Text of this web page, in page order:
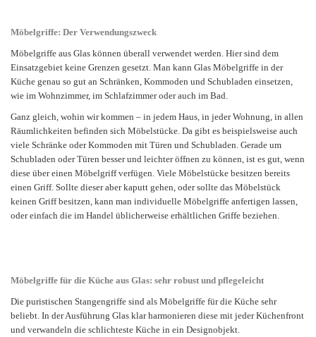
Möbelgriffe: Der Verwendungszweck
Möbelgriffe aus Glas können überall verwendet werden. Hier sind dem
Einsatzgebiet keine Grenzen gesetzt. Man kann Glas Möbelgriffe in der
Küche genau so gut an Schränken, Kommoden und Schubladen einsetzen,
wie im Wohnzimmer, im Schlafzimmer oder auch im Bad.
Ganz gleich, wohin wir kommen – in jedem Haus, in jeder Wohnung, in allen
Räumlichkeiten befinden sich Möbelstücke. Da gibt es beispielsweise auch
viele Schränke oder Kommoden mit Türen und Schubladen. Gerade um
Schubladen oder Türen besser und leichter öffnen zu können, ist es gut, wenn
diese über einen Möbelgriff verfügen. Viele Möbelstücke besitzen bereits
einen Griff. Sollte dieser aber kaputt gehen, oder sollte das Möbelstück
keinen Griff besitzen, kann man individuelle Möbelgriffe anfertigen lassen,
oder einfach die im Handel üblicherweise erhältlichen Griffe beziehen.
Möbelgriffe für die Küche aus Glas: sehr robust und pflegeleicht
Die puristischen Stangengriffe sind als Möbelgriffe für die Küche sehr
beliebt. In der Ausführung Glas klar harmonieren diese mit jeder Küchenfront
und verwandeln die schlichteste Küche in ein Designobjekt.